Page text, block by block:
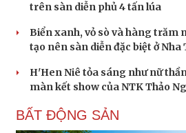
trên sàn diễn phủ 4 tấn lúa
Biển xanh, vỏ sò và hàng trăm
tạo nên sàn diễn đặc biệt ở
H'Hen Niê tỏa sáng như nữ
màn kết show của NTK Thảo
BẤT ĐỘNG SẢN